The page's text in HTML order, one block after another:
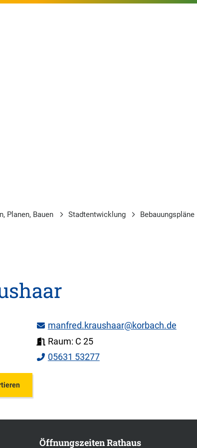
Planen, Bauen Stadtentwicklung Bebauungspläne
manfred.kraushaar@korbach.de
Raum: C 25
05631 53277
Öffnungszeiten Rathaus